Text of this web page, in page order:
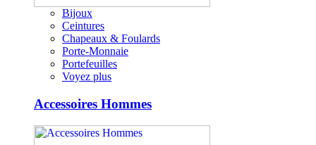
Bijoux
Ceintures
Chapeaux & Foulards
Porte-Monnaie
Portefeuilles
Voyez plus
Accessoires Hommes